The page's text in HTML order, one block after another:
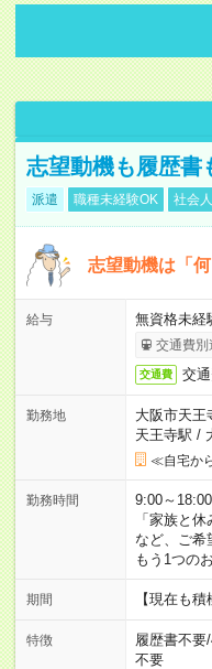
志望動機も履歴書
派遣 職種未経験OK 社会
志望動機は「
給与 無資格未
交通費別
交通費 交
勤務地
大阪市天王
天王寺駅 /
≪自宅か
勤務時間
9:00～
「家族と
など、ご希
もう1つの
期間 【現在も
特徴 履歴書不要/
不要